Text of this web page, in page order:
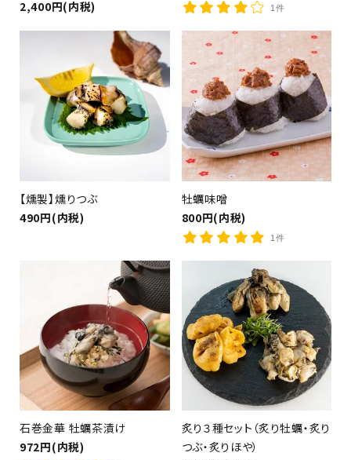
（茶漬け、釜めし、カレー）
2,400円(内税)
1件
【燻製】燻りつぶ
490円(内税)
牡蠣味噌
800円(内税)
1件
石巻金華 牡蠣茶漬け
972円(内税)
炙り３種セット（炙り牡蠣・炙り
つぶ・炙りほや）